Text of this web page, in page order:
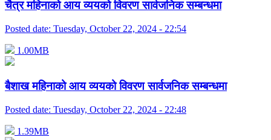
चैत्र महिनाको आय व्ययको विवरण सार्वजनिक सम्बन्धमा
Posted date: Tuesday, October 22, 2024 - 22:54
1.00MB
बैशाख महिनाको आय व्ययको विवरण सार्वजनिक सम्बन्धमा
Posted date: Tuesday, October 22, 2024 - 22:48
1.39MB